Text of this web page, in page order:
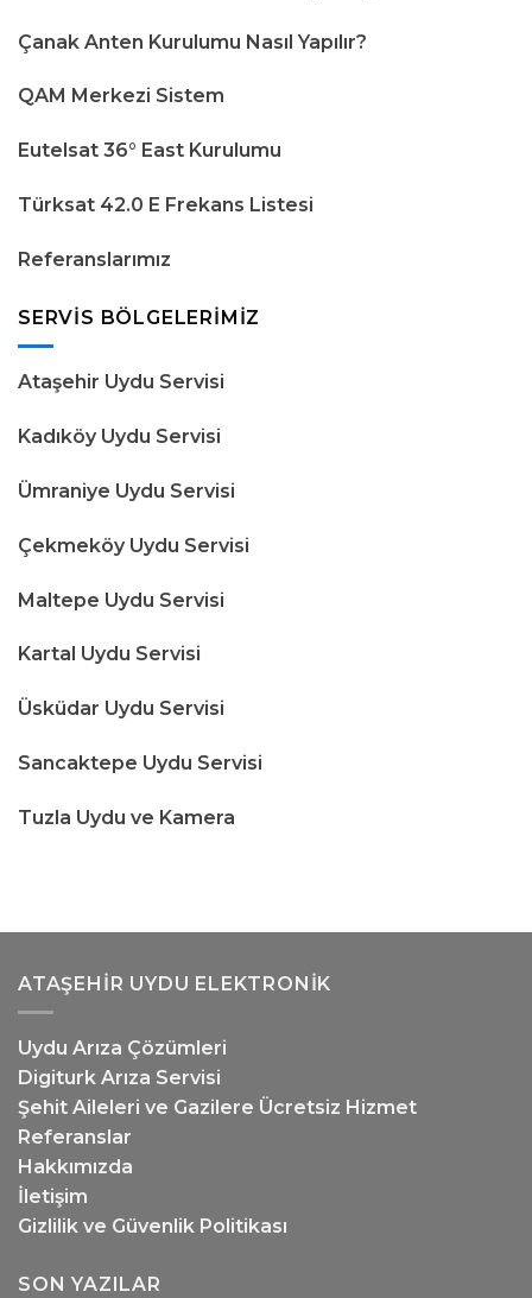
Çanak Anten Kurulumu Nasıl Yapılır?
QAM Merkezi Sistem
Eutelsat 36° East Kurulumu
Türksat 42.0 E Frekans Listesi
Referanslarımız
SERVIS BÖLGELERIMIZ
Ataşehir Uydu Servisi
Kadıköy Uydu Servisi
Ümraniye Uydu Servisi
Çekmeköy Uydu Servisi
Maltepe Uydu Servisi
Kartal Uydu Servisi
Üsküdar Uydu Servisi
Sancaktepe Uydu Servisi
Tuzla Uydu ve Kamera
ATAŞEHIR UYDU ELEKTRONIK
Uydu Arıza Çözümleri
Digiturk Arıza Servisi
Şehit Aileleri ve Gazilere Ücretsiz Hizmet
Referanslar
Hakkımızda
İletişim
Gizlilik ve Güvenlik Politikası
SON YAZILAR